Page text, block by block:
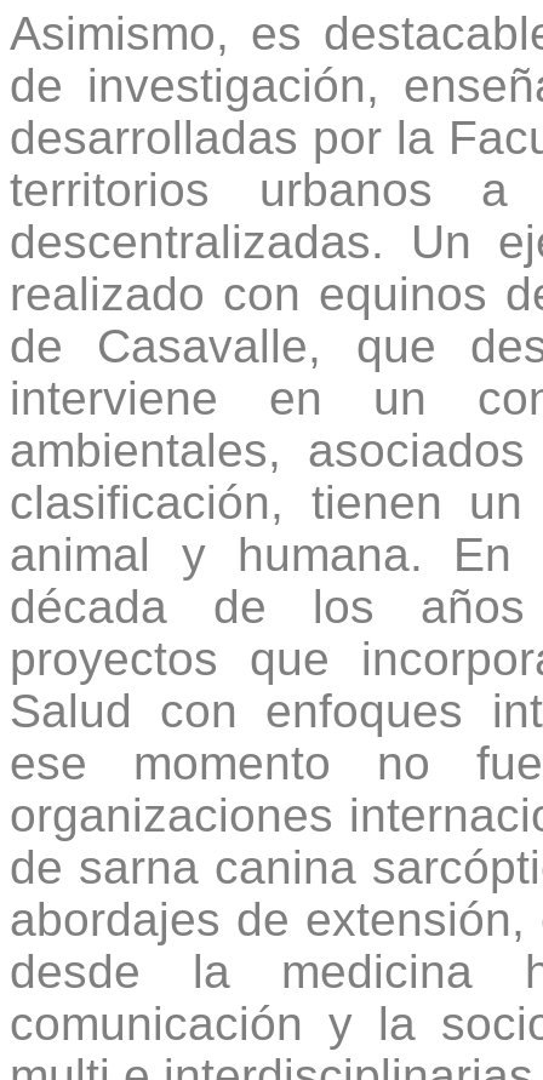
Asimismo, es
de investigación,
desarrolladas por la
territorios urbanos
descentralizadas. Un
realizado con equinos
de Casavalle, que
interviene en un
ambientales,
clasificación, tienen
animal y humana.
década de los años
proyectos que
Salud con enfoques
ese momento no
organizaciones
de sarna canina
abordajes de
desde la medicina
comunicación y la